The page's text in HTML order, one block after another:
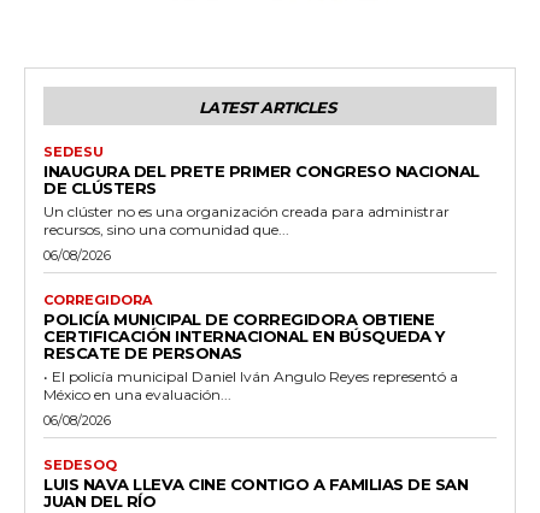
LATEST ARTICLES
SEDESU
INAUGURA DEL PRETE PRIMER CONGRESO NACIONAL
DE CLÚSTERS
Un clúster no es una organización creada para administrar
recursos, sino una comunidad que...
06/08/2026
CORREGIDORA
POLICÍA MUNICIPAL DE CORREGIDORA OBTIENE
CERTIFICACIÓN INTERNACIONAL EN BÚSQUEDA Y
RESCATE DE PERSONAS
• El policía municipal Daniel Iván Angulo Reyes representó a
México en una evaluación...
06/08/2026
SEDESOQ
LUIS NAVA LLEVA CINE CONTIGO A FAMILIAS DE SAN
JUAN DEL RÍO